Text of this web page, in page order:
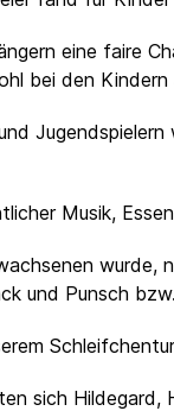
eine faire
bei den
Musik,
wurde,
und Punsch
sich Hildegard,